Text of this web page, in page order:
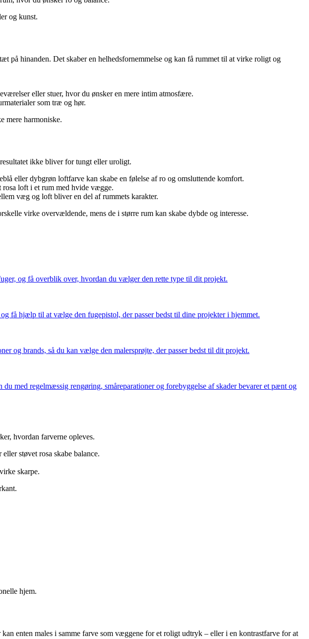
og kunst.
på hinanden. Det skaber en helhedsfornemmelse og kan få rummet til at virke roligt og
eller stuer, hvor du ønsker en mere intim atmosfære.
som træ og hør.
mere harmoniske.
ikke bliver for tungt eller uroligt.
eller dybgrøn loftfarve kan skabe en følelse af ro og omsluttende komfort.
rosa loft i et rum med hvide vægge.
væg og loft bliver en del af rummets karakter.
virke overvældende, mens de i større rum kan skabe dybde og interesse.
og få overblik over, hvordan du vælger den rette type til dit projekt.
få hjælp til at vælge den fugepistol, der passer bedst til dine projekter i hjemmet.
og brands, så du kan vælge den malersprøjte, der passer bedst til dit projekt.
med regelmæssig rengøring, småreparationer og forebyggelse af skader bevarer et pænt og
hvordan farverne opleves.
støvet rosa skabe balance.
skarpe.
hjem.
enten males i samme farve som væggene for et roligt udtryk – eller i en kontrastfarve for at